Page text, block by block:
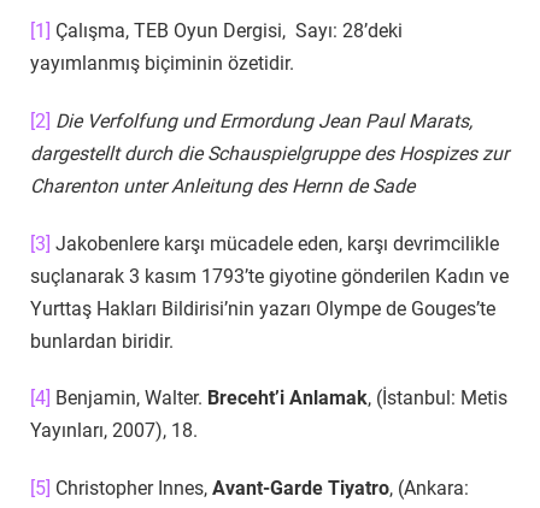
[1] Çalışma, TEB Oyun Dergisi, Sayı: 28’deki
yayımlanmış biçiminin özetidir.
[2] Die Verfolfung und Ermordung Jean Paul Marats,
dargestellt durch die Schauspielgruppe des Hospizes zur
Charenton unter Anleitung des Hernn de Sade
[3] Jakobenlere karşı mücadele eden, karşı devrimcilikle
suçlanarak 3 kasım 1793’te giyotine gönderilen Kadın ve
Yurttaş Hakları Bildirisi’nin yazarı Olympe de Gouges’te
bunlardan biridir.
[4] Benjamin, Walter. Breceht’i Anlamak, (İstanbul: Metis
Yayınları, 2007), 18.
[5] Christopher Innes, Avant-Garde Tiyatro, (Ankara: